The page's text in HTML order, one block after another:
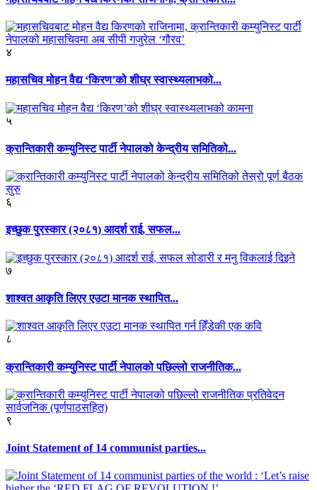
४
महासचिव मोहन वैद्य ‘किरण’को शीघ्र स्वास्थ्यलाभको...
५
क्रान्तिकारी कम्युनिस्ट पार्टी नेपालको केन्द्रीय समितिको...
६
इच्छुक पुरस्कार (२०८१) आदर्श राई, सफल...
७
शाश्वत आकृति लिएर एउटा मानक स्थापित...
८
क्रान्तिकारी कम्युनिस्ट पार्टी नेपालको पछिल्लो राजनीतिक...
९
Joint Statement of 14 communist parties...